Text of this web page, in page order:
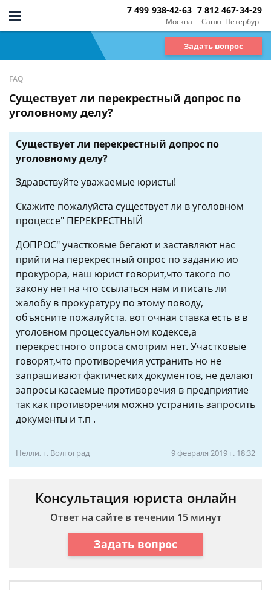
Москва
7 499 938-42-63
Санкт-Петербург
7 812 467-34-29
Задать вопрос
FAQ
Существует ли перекрестный допрос по
уголовному делу?
Существует ли перекрестный допрос по
уголовному делу?
Здравствуйте уважаемые юристы!
Скажите пожалуйста существует ли в уголовном
процессе" ПЕРЕКРЕСТНЫЙ
ДОПРОС" участковые бегают и заставляют нас
прийти на перекрестный опрос по заданию ио
прокурора, наш юрист говорит,что такого по
закону нет на что ссылаться нам и писать ли
жалобу в прокуратуру по этому поводу,
объясните пожалуйста. вот очная ставка есть в в
уголовном процессуальном кодексе,а
перекрестного опроса смотрим нет. Участковые
говорят,что противоречия устранить но не
запрашивают фактических документов, не делают
запросы касаемые противоречия в предприятие
так как противоречия можно устранить запросить
документы и т.п .
Нелли, г. Волгоград 9 февраля 2019 г. 18:32
Консультация юриста онлайн
Ответ на сайте в течении 15 минут
Задать вопрос